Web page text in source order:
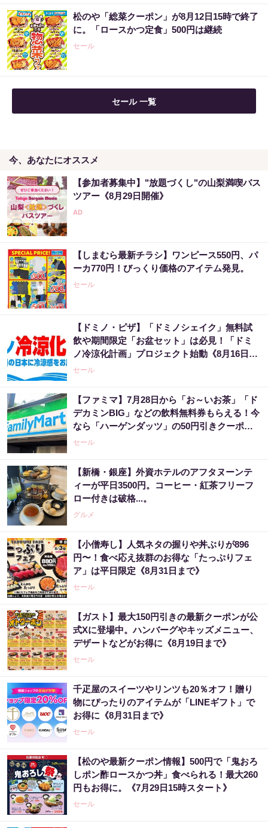
あなたの金運はどう？宝くじに縁がある時、
金運はこう変わる
PR（合同会社デジタルファーム ）
松のや「総菜クーポン」が8月12日15時で終了
に。「ロースかつ定食」500円は継続
セール
セール 一覧
今、あなたにオススメ
【参加者募集中】"放題づくし"の山梨満喫バス
ツアー《8月29日開催》
【しまむら最新チラシ】ワンピース550円、パ
ーカ770円！びっくり価格のアイテム発見。
セール
【ドミノ・ピザ】「ドミノシェイク」無料試
飲や期間限定「お盆セット」は必見！「ドミ
ノ冷涼化計画」プロジェクト始動《8月16日ま
で》
セール
【ファミマ】7月28日から「お～いお茶」「ド
デカミンBIG」などの飲料無料券もらえる！今
なら「ハーゲンダッツ」の50円引きクーポン
も。
セール
【新橋・銀座】外資ホテルのアフタヌーンテ
ィーが平日3500円。コーヒー・紅茶フリーフ
ロー付きは破格...。
グルメ
【小僧寿し】人気ネタの握りや丼ぶりが896
円〜！食べ応え抜群のお得な「たっぷりフェ
ア」は平日限定《8月31日まで》
セール
【ガスト】最大150円引きの最新クーポンが公
式Xに登場中。ハンバーグやキッズメニュー、
デザートなどがお得に《8月19日まで》
セール
千疋屋のスイーツやリンツも20％オフ！贈り
物にぴったりのアイテムが「LINEギフト」で
お得に《8月31日まで》
セール
【松のや最新クーポン情報】500円で「鬼おろ
しポン酢ロースかつ丼」食べられる！最大260
円もお得に。《7月29日15時スタート》
セール